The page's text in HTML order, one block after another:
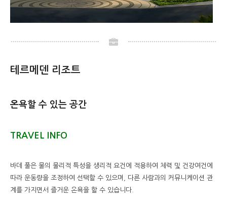
테르메덴 리조트
온욕할 수 있는 공간
TRAVEL INFO
바데 풀은 물의 물리적 특성을 생리적 요건에 적용하여 체력 및 건강여건에
따라 운동량을 조정하여 선택할 수 있으며, 다른 사람과의 커뮤니케이션 관
계를 가지면서 즐거운 온욕을 할 수 있습니다.